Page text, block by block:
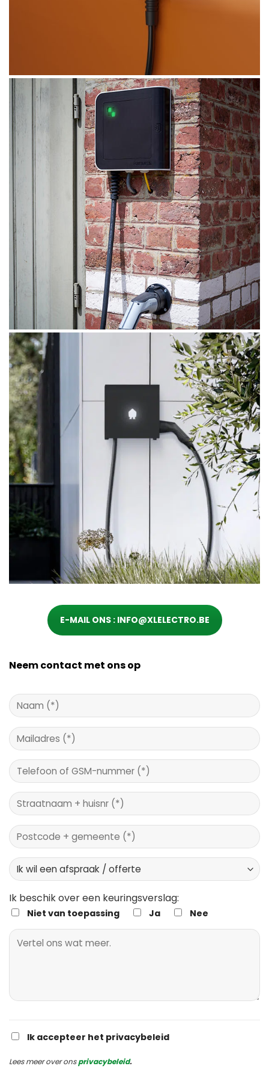
E-MAIL ONS : INFO@XLELECTRO.BE
Neem contact met ons op
Ik beschik over een keuringsverslag:
Niet van toepassing Ja Nee
Ik accepteer het privacybeleid
Lees meer over onsprivacybeleid.